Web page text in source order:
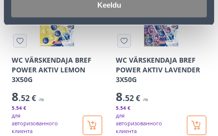
Keeldu
WC VÄRSKENDAJA BREF
POWER AKTIV LEMON
3X50G
8.52 € /tk
5.54 €
для
авторизованного
клиента
WC VÄRSKENDAJA BREF
POWER AKTIV LAVENDER
3X50G
8.52 € /tk
5.54 €
для
авторизованного
клиента